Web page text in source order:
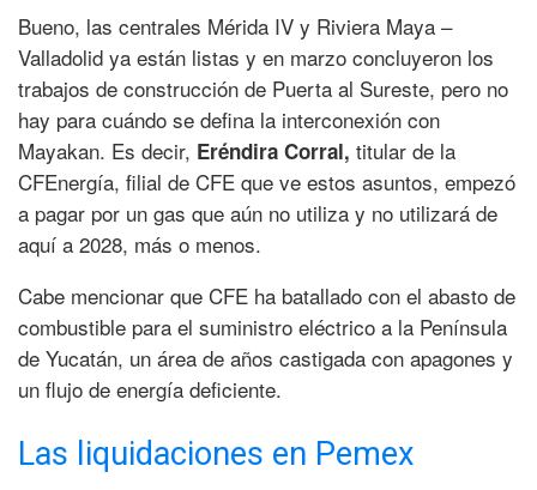
Bueno, las centrales Mérida IV y Riviera Maya –
Valladolid ya están listas y en marzo concluyeron los
trabajos de construcción de Puerta al Sureste, pero no
hay para cuándo se defina la interconexión con
Mayakan. Es decir, Eréndira Corral, titular de la
CFEnergía, filial de CFE que ve estos asuntos, empezó
a pagar por un gas que aún no utiliza y no utilizará de
aquí a 2028, más o menos.
Cabe mencionar que CFE ha batallado con el abasto de
combustible para el suministro eléctrico a la Península
de Yucatán, un área de años castigada con apagones y
un flujo de energía deficiente.
Las liquidaciones en Pemex